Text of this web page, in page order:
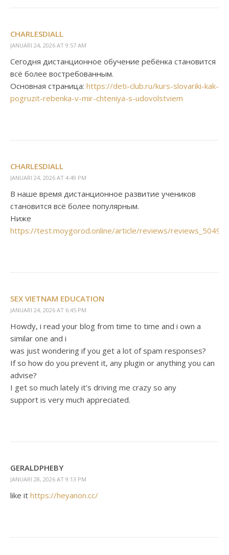
CHARLESDIALL
JANUARI 24, 2026 AT 9:57 AM
Сегодня дистанционное обучение ребёнка становится
всё более востребованным.
Основная страница: https://deti-club.ru/kurs-slovariki-kak-
pogruzit-rebenka-v-mir-chteniya-s-udovolstviem
CHARLESDIALL
JANUARI 24, 2026 AT 4:49 PM
В наше время дистанционное развитие учеников
становится всё более популярным.
Ниже
https://test.moygorod.online/article/reviews/
SEX VIETNAM EDUCATION
JANUARI 24, 2026 AT 6:45 PM
Howdy, i read your blog from time to time and i own a
similar one and i
was just wondering if you get a lot of spam responses?
If so how do you prevent it, any plugin or anything you can
advise?
I get so much lately it’s driving me crazy so any
support is very much appreciated.
GERALDPHEBY
JANUARI 28, 2026 AT 9:13 PM
like it https://heyanon.cc/